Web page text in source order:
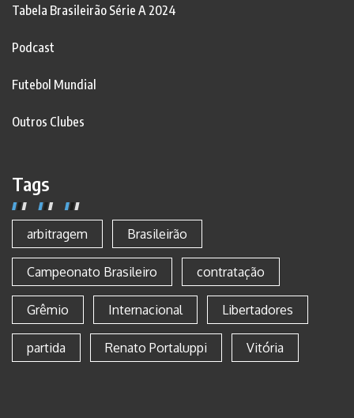
Tabela Brasileirão Série A 2024
Podcast
Futebol Mundial
Outros Clubes
Tags
arbitragem Brasileirão
Campeonato Brasileiro contratação
Grêmio Internacional Libertadores
partida Renato Portaluppi Vitória